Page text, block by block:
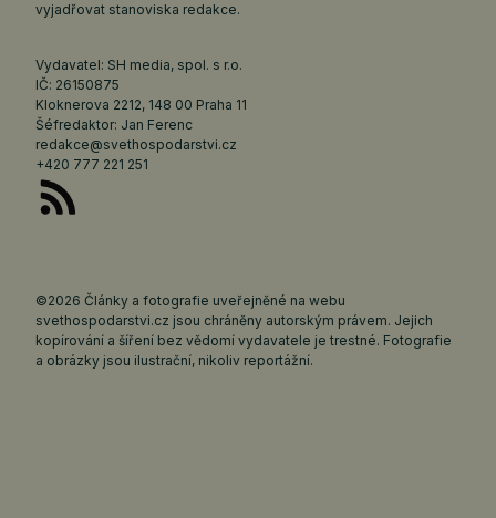
vyjadřovat stanoviska redakce.
Vydavatel: SH media, spol. s r.o.
IČ: 26150875
Kloknerova 2212, 148 00 Praha 11
Šéfredaktor: Jan Ferenc
redakce@svethospodarstvi.cz
+420 777 221 251
©2026 Články a fotografie uveřejněné na webu
svethospodarstvi.cz jsou chráněny autorským právem. Jejich
kopírování a šíření bez vědomí vydavatele je trestné. Fotografie
a obrázky jsou ilustrační, nikoliv reportážní.